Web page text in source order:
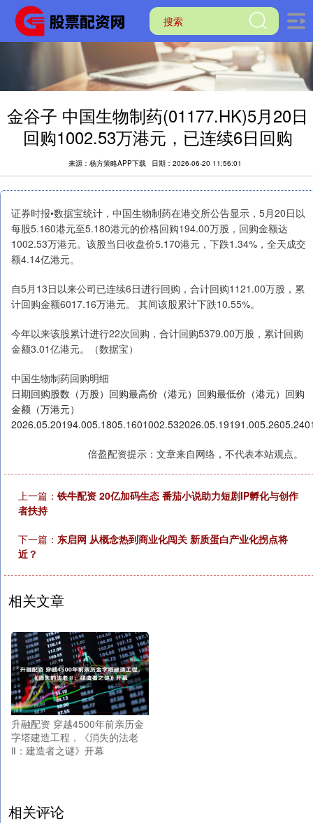
金谷子 中国生物制药(01177.HK)5月20日
回购1002.53万港元，已连续6日回购
来源：杨方策略APP下载 日期：2026-06-20 11:56:01
证券时报•数据宝统计，中国生物制药在港交所公告显示，5月20日以
每股5.160港元至5.180港元的价格回购194.00万股，回购金额达
1002.53万港元。该股当日收盘价5.170港元，下跌1.34%，全天成交
额4.14亿港元。
自5月13日以来公司已连续6日进行回购，合计回购1121.00万股，累
计回购金额6017.16万港元。 其间该股累计下跌10.55%。
今年以来该股累计进行22次回购，合计回购5379.00万股，累计回购
金额3.01亿港元。（数据宝）
中国生物制药回购明细
日期回购股数（万股）回购最高价（港元）回购最低价（港元）回购
金额（万港元）
倍盈配资提示：文章来自网络，不代表本站观点。
上一篇： 铁牛配资 20亿加码生态 番茄小说助力短剧IP孵化与创作
者扶持
下一篇： 东启网 从概念热到商业化闯关 新质蛋白产业化拐点将
近？
相关文章
升融配资 穿越4500年前亲历金
字塔建造工程，《消失的法老
Ⅱ：建造者之谜》开幕
相关评论